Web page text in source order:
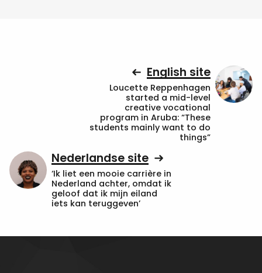
English site
Loucette Reppenhagen
started a mid-level
creative vocational
program in Aruba: “These
students mainly want to do
things”
Nederlandse site
‘Ik liet een mooie carrière in
Nederland achter, omdat ik
geloof dat ik mijn eiland
iets kan teruggeven’